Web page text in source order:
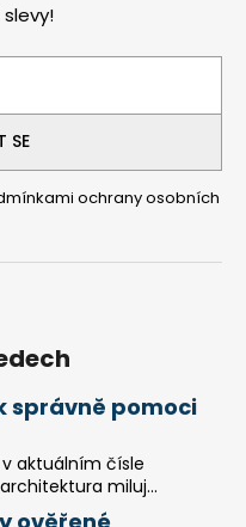
SE
ochrany osobních
správně pomoci
aktuálním čísle
miluj...